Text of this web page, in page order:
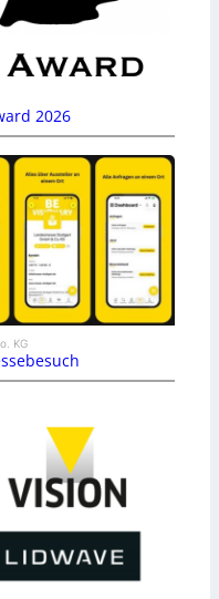
2026
KG